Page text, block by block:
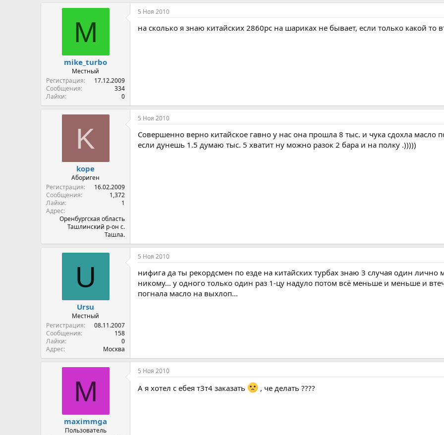
M
mike_turbo
Местный
Регистрация
17.12.2009
Сообщения
334
Лайки
0
5 Ноя 2010
на сколько я знаю китайских 2860рс на шариках не бывает, если только какой то
K
kope
Абориген
Регистрация
16.02.2009
Сообщения
1,372
Лайки
1
Адрес
Оренбургская область
Ташлинский р-он с.
Ташла.
5 Ноя 2010
Совершенно верно китайское гавно у нас она прошла 8 тыс. и чука сдохла масло
если дунешь 1.5 думаю тыс. 5 хватит ну можно разок 2 бара и на полку .)))))
U
Ursu
Местный
Регистрация
08.11.2007
Сообщения
158
Лайки
0
Адрес
Москва
5 Ноя 2010
нифига да ты рекордсмен по езде на китайских турбах знаю 3 случая один
никому... у одного только один раз 1-цу надуло потом всё меньше и меньше и
погнала масло на выхлоп...
M
maximmga
Пользователь
5 Ноя 2010
А я хотел с ебея т3т4 заказать , че делать ????